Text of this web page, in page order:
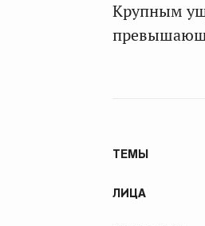
Крупным
ТЕМЫ
ЛИЦА